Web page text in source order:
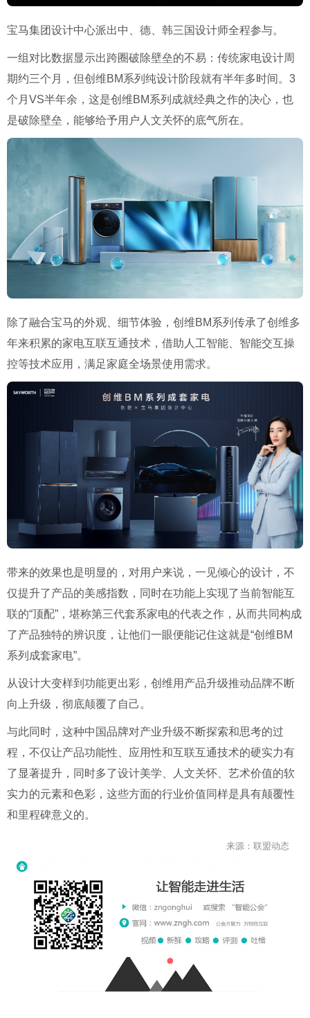
宝马集团设计中心派出中、德、韩三国设计师全程参与。
一组对比数据显示出跨圈破除壁垒的不易：传统家电设计周
期约三个月，但创维BM系列纯设计阶段就有半年多时间。3
个月VS半年余，这是创维BM系列成就经典之作的决心，也
是破除壁垒，能够给予用户人文关怀的底气所在。
除了融合宝马的外观、细节体验，创维BM系列传承了创维多
年来积累的家电互联互通技术，借助人工智能、智能交互操
控等技术应用，满足家庭全场景使用需求。
带来的效果也是明显的，对用户来说，一见倾心的设计，不
仅提升了产品的美感指数，同时在功能上实现了当前智能互
联的“顶配”，堪称第三代套系家电的代表之作，从而共同构成
了产品独特的辨识度，让他们一眼便能记住这就是“创维BM
系列成套家电”。
从设计大变样到功能更出彩，创维用产品升级推动品牌不断
向上升级，彻底颠覆了自己。
与此同时，这种中国品牌对产业升级不断探索和思考的过
程，不仅让产品功能性、应用性和互联互通技术的硬实力有
了显著提升，同时多了设计美学、人文关怀、艺术价值的软
实力的元素和色彩，这些方面的行业价值同样是具有颠覆性
和里程碑意义的。
来源：联盟动态